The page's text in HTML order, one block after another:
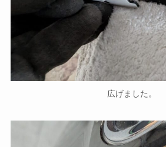
広げました。